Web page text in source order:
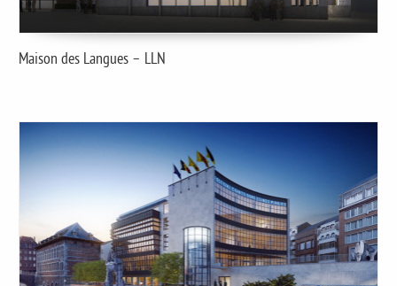
Maison des Langues – LLN